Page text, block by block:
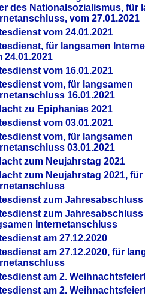
des Nationalsozialismus, für
vom 27.01.2021
vom 24.01.2021
für langsamen
24.01.2021
vom 16.01.2021
vom, für langsamen
16.01.2021
zu Epiphanias 2021
vom 03.01.2021
vom, für langsamen
03.01.2021
zum Neujahrstag 2021
zum Neujahrstag 2021,
zum Jahresabschluss
zum Jahresabschluss
Internetanschluss
am 27.12.2020
am 27.12.2020, für
am 2.
am 2.